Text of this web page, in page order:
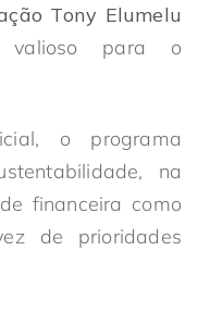
Tony Elumelu
valioso para o
o programa
na
financeira como
de prioridades